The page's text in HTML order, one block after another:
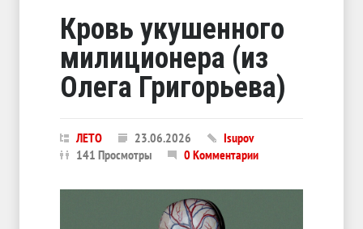
Кровь укушенного
милиционера (из
Олега Григорьева)
ЛЕТО 23.06.2026
Isupov
141 Просмотры
0 Комментарии